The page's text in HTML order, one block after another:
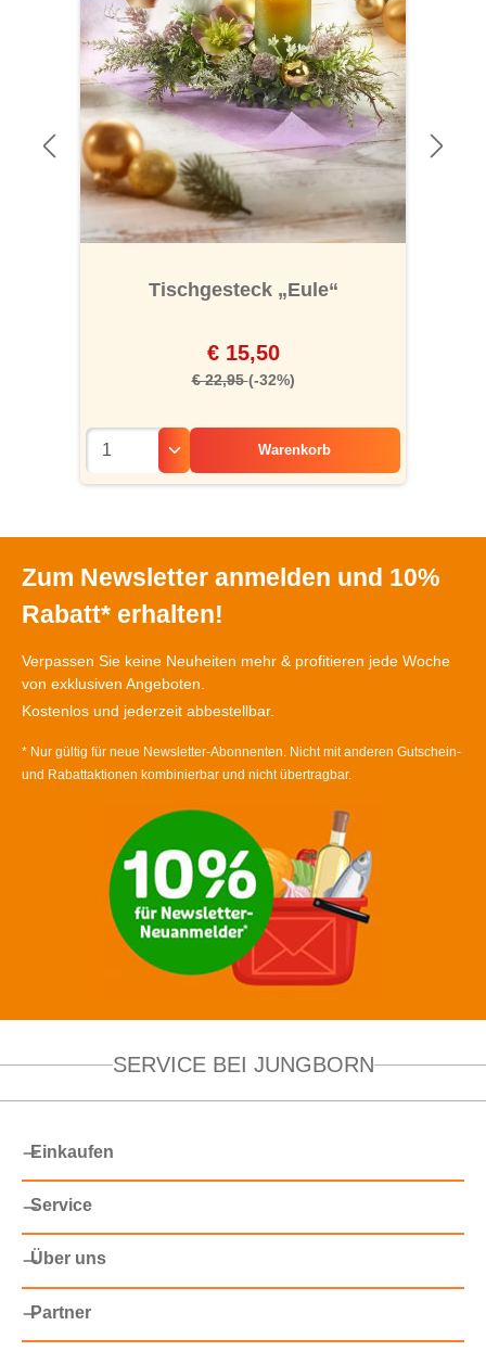
Tischgesteck „Eule“
€ 15,50
€ 22,95(-32%)
Warenkorb
Zum Newsletter anmelden und 10%
Rabatt* erhalten!
Verpassen Sie keine Neuheiten mehr & profitieren jede Woche
von exklusiven Angeboten.
Kostenlos und jederzeit abbestellbar.
* Nur gültig für neue Newsletter-Abonnenten. Nicht mit anderen Gutschein-
und Rabattaktionen kombinierbar und nicht übertragbar.
SERVICE BEI JUNGBORN
Einkaufen
Service
Über uns
Partner